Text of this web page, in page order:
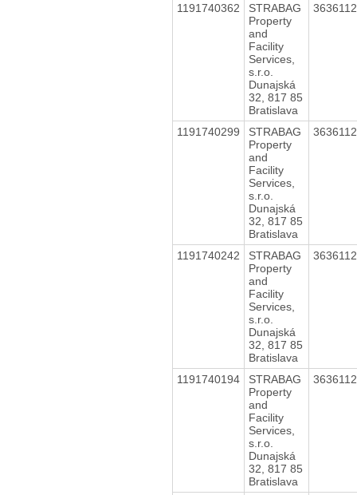
1191740362
STRABAG
Property
and
Facility
Services,
s.r.o.
Dunajská
32, 817 85
Bratislava
1191740299
STRABAG
Property
and
Facility
Services,
s.r.o.
Dunajská
32, 817 85
Bratislava
1191740242
STRABAG
Property
and
Facility
Services,
s.r.o.
Dunajská
32, 817 85
Bratislava
1191740194
STRABAG
Property
and
Facility
Services,
s.r.o.
Dunajská
32, 817 85
Bratislava